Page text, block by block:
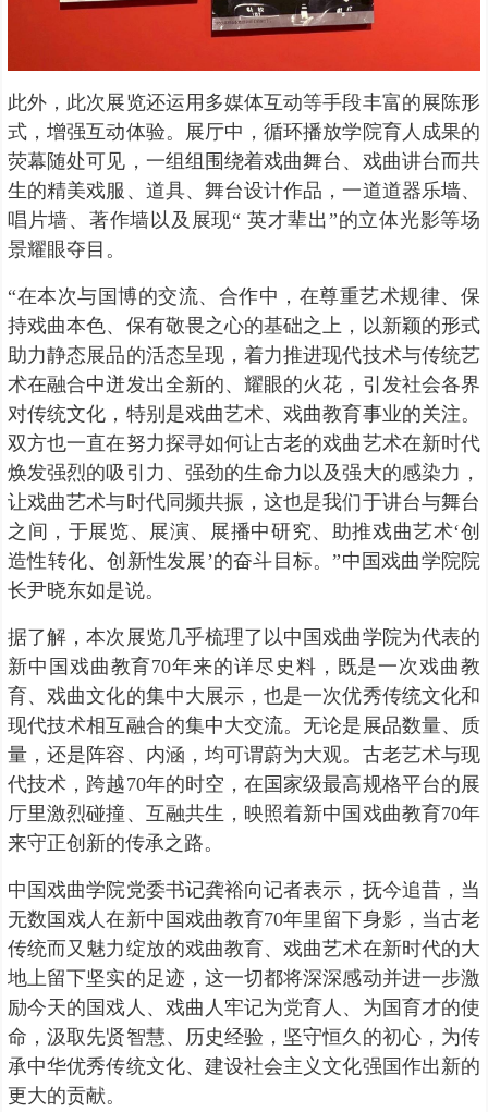
此外，此次展览还运用多媒体互动等手段丰富的展陈形
式，增强互动体验。展厅中，循环播放学院育人成果的
荧幕随处可见，一组组围绕着戏曲舞台、戏曲讲台而共
生的精美戏服、道具、舞台设计作品，一道道器乐墙、
唱片墙、著作墙以及展现“ 英才辈出”的立体光影等场
景耀眼夺目。
“在本次与国博的交流、合作中，在尊重艺术规律、保
持戏曲本色、保有敬畏之心的基础之上，以新颖的形式
助力静态展品的活态呈现，着力推进现代技术与传统艺
术在融合中迸发出全新的、耀眼的火花，引发社会各界
对传统文化，特别是戏曲艺术、戏曲教育事业的关注。
双方也一直在努力探寻如何让古老的戏曲艺术在新时代
焕发强烈的吸引力、强劲的生命力以及强大的感染力，
让戏曲艺术与时代同频共振，这也是我们于讲台与舞台
之间，于展览、展演、展播中研究、助推戏曲艺术‘创
造性转化、创新性发展’的奋斗目标。”中国戏曲学院院
长尹晓东如是说。
据了解，本次展览几乎梳理了以中国戏曲学院为代表的
新中国戏曲教育70年来的详尽史料，既是一次戏曲教
育、戏曲文化的集中大展示，也是一次优秀传统文化和
现代技术相互融合的集中大交流。无论是展品数量、质
量，还是阵容、内涵，均可谓蔚为大观。古老艺术与现
代技术，跨越70年的时空，在国家级最高规格平台的展
厅里激烈碰撞、互融共生，映照着新中国戏曲教育70年
来守正创新的传承之路。
中国戏曲学院党委书记龚裕向记者表示，抚今追昔，当
无数国戏人在新中国戏曲教育70年里留下身影，当古老
传统而又魅力绽放的戏曲教育、戏曲艺术在新时代的大
地上留下坚实的足迹，这一切都将深深感动并进一步激
励今天的国戏人、戏曲人牢记为党育人、为国育才的使
命，汲取先贤智慧、历史经验，坚守恒久的初心，为传
承中华优秀传统文化、建设社会主义文化强国作出新的
更大的贡献。